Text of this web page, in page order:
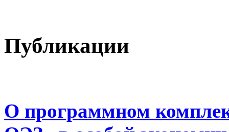
Публикации
О программном